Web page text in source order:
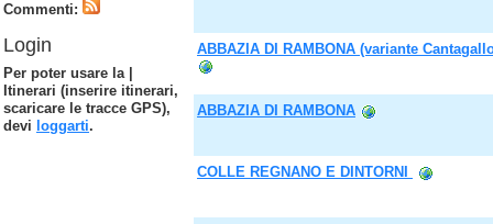
ABBAZIA DI RAMBONA (variante
ABBAZIA DI RAMBONA
COLLE REGNANO E DINTORNI
Commenti:
Login
Per poter usare la |
Itinerari (inserire itinerari,
scaricare le tracce GPS),
devi loggarti.